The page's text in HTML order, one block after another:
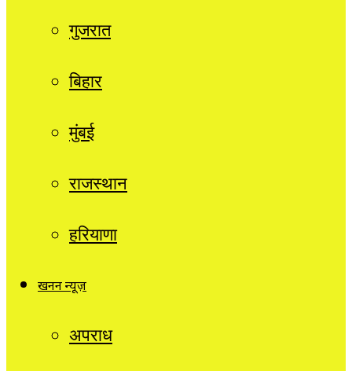
गुजरात
बिहार
मुंबई
राजस्थान
हरियाणा
खनन न्यूज़
अपराध